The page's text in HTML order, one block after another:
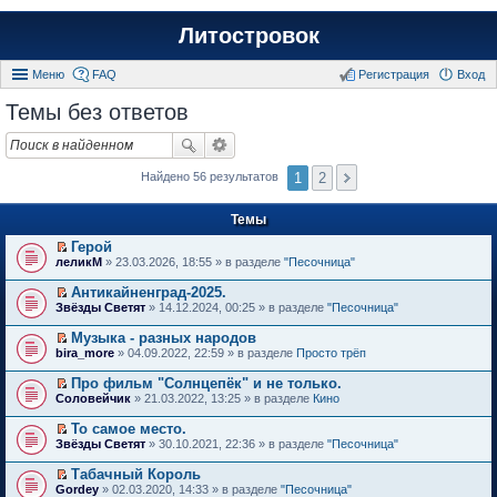
Литостровок
Меню FAQ Вход
Регистрация
Темы без ответов
Найдено 56 результатов 1 2
Темы
П
р
е
й
т
и
к
е
р
в
о
м
у
е
п
Герой
леликМ » 23.03.2026, 18:55 » в разделе "Песочница"
П
р
е
й
т
и
к
е
р
в
о
м
у
Антикайненград-2025.
Звёзды Светят » 14.12.2024, 00:25 » в разделе "Песочница"
П
р
е
й
т
и
к
е
Музыка - разных народов
bira_more » 04.09.2022, 22:59 » в разделе Просто трёп
П
р
й
т
и
к
Про фильм "Солнцепёк" и не только.
Соловейчик » 21.03.2022, 13:25 » в разделе Кино
П
р
й
То самое место.
Звёзды Светят » 30.10.2021, 22:36 » в разделе "Песочница"
П
Табачный Король
Gordey » 02.03.2020, 14:33 » в разделе "Песочница"